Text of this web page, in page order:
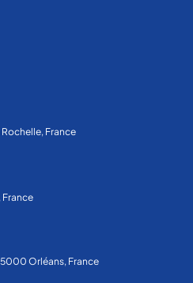
France
France
Orléans, France